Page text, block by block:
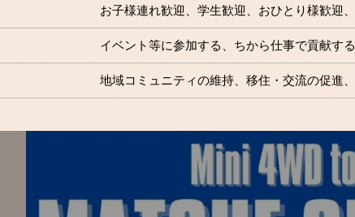
お子様連れ歓迎 学生歓迎 おひとり様歓迎
イベント等に参加する ちから仕事で貢献する
地域コミュニティの維持 移住・交流の促進